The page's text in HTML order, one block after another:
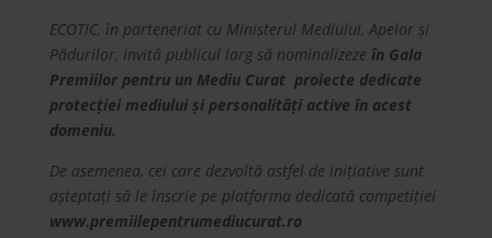
ECOTIC, în parteneriat cu Ministerul Mediului, Apelor și
Pădurilor, invită publicul larg să nominalizeze în Gala
Premiilor pentru un Mediu Curat proiecte dedicate
protecției mediului și personalități active în acest
domeniu.
De asemenea, cei care dezvoltă astfel de inițiative sunt
așteptați să le înscrie pe platforma dedicată competiției
www.premiilepentrumediucurat.ro